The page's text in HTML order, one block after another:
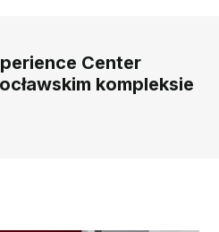
Center
kompleksie